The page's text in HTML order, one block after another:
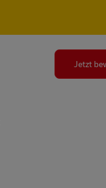
Jetzt